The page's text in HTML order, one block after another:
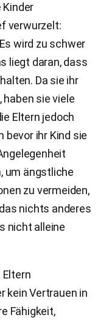
Kinder
verwurzelt:
wird zu schwer
liegt daran, dass
Da sie ihr
sie viele
Eltern jedoch
bevor ihr Kind sie
um ängstliche
zu vermeiden,
nichts anderes
nicht alleine
Eltern
kein Vertrauen in
Fähigkeit,